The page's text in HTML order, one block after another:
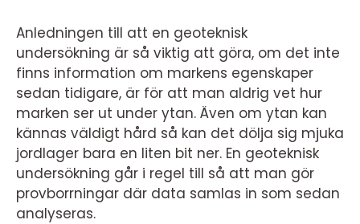
Anledningen till att en geoteknisk
undersökning är så viktig att göra, om det inte
finns information om markens egenskaper
sedan tidigare, är för att man aldrig vet hur
marken ser ut under ytan. Även om ytan kan
kännas väldigt hård så kan det dölja sig mjuka
jordlager bara en liten bit ner. En geoteknisk
undersökning går i regel till så att man gör
provborrningar där data samlas in som sedan
analyseras.